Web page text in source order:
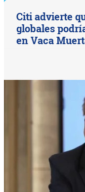
Citi advierte
globales
en Vaca